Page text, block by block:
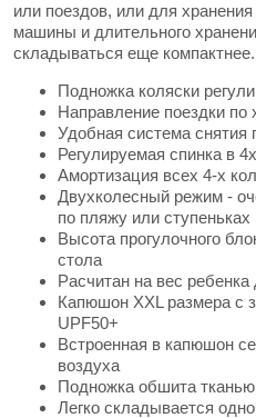
или поездов, или для
машины и длительного
складываться еще компактнее.
Подножка коляски
Направление поездки по
Удобная система снятия
Регулируемая спинка в
Амортизация всех 4-х
Двухколесный режим -
по пляжу или ступеньках
Высота прогулочного
стола
Расчитан на вес ребенка
Капюшон XXL размера с
UPF50+
Встроенная в капюшон
воздуха
Подножка обшита тканью
Легко складывается